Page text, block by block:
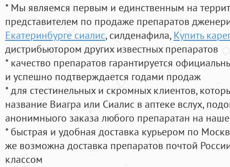
* Мы являемся первым и единственным на
представителем по продаже препаратов
Екатеринбурге сиалис, силденафила, Купить
дистрибьютором других известных препаратов
* качество препаратов гарантируется
и успешно подтверждается годами продаж
* для стестинельных и скромных клиентов,
название Виагра или Сиалис в аптеке вслух,
анонимныого заказа любого препаратан на
* быстрая и удобная доставка курьером по
же возможна доставка препаратов почтой
классом